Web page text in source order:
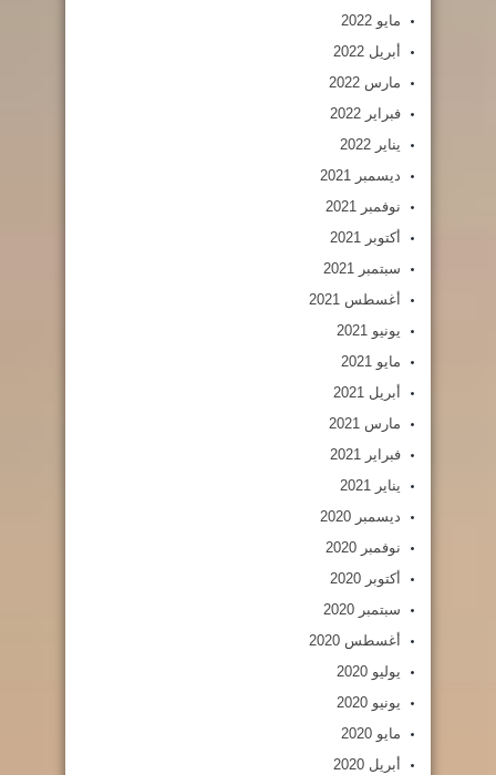
مايو 2022
أبريل 2022
مارس 2022
فبراير 2022
يناير 2022
ديسمبر 2021
نوفمبر 2021
أكتوبر 2021
سبتمبر 2021
أغسطس 2021
يونيو 2021
مايو 2021
أبريل 2021
مارس 2021
فبراير 2021
يناير 2021
ديسمبر 2020
نوفمبر 2020
أكتوبر 2020
سبتمبر 2020
أغسطس 2020
يوليو 2020
يونيو 2020
مايو 2020
أبريل 2020